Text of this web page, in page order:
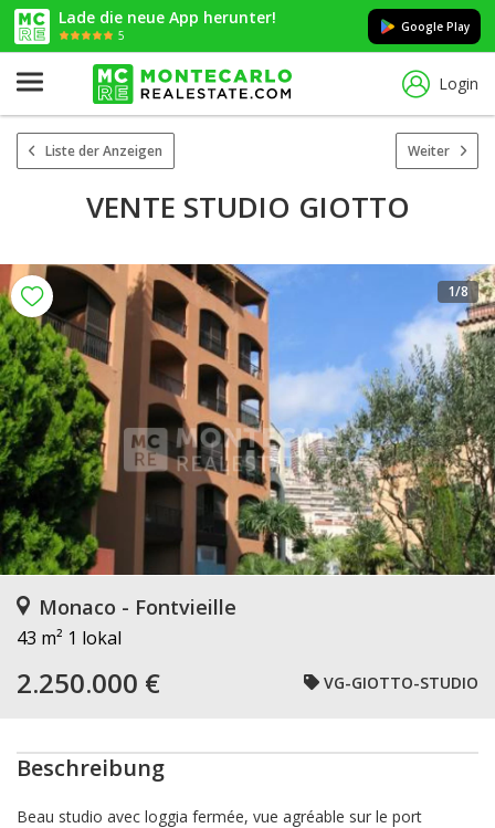
Lade die neue App herunter!
5
Google Play
Login
Liste der Anzeigen Weiter
VENTE STUDIO GIOTTO
1/8
Monaco - Fontvieille
43 m² 1 lokal
2.250.000 € VG-GIOTTO-STUDIO
Beschreibung
Beau studio avec loggia fermée, vue agréable sur le port